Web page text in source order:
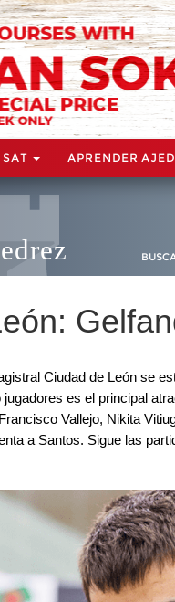
SAT APRENDER
Ciudad de León se
es el principal
Vallejo, Nikita
a Santos. Sigue las